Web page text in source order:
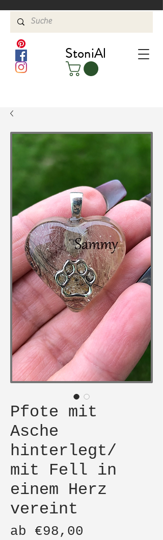
StoniAl
Pfote mit
Asche
hinterlegt/
mit Fell in
einem Herz
vereint
ab €98,00